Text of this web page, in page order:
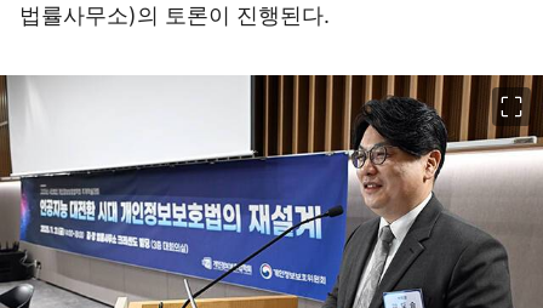
법률사무소)의 토론이 진행된다.